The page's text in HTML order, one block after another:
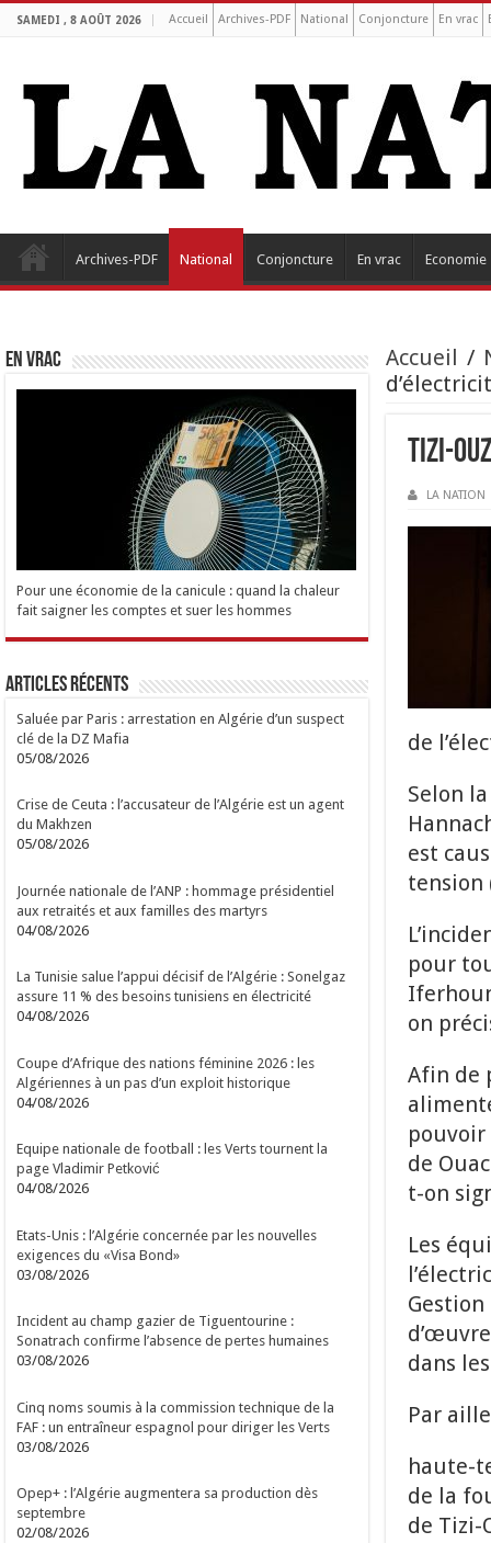
SAMEDI , 8 AOÛT 2026 Accueil Archives-PDF National Conjoncture En vrac
Archives-PDF National Conjoncture En vrac Economie
Accueil /
Tizi-
LA NATION
de
Selon
est
tension
pour
on
Afin de
de
t-on
Les
dans
Par
haute-
de la
de Tizi-
EN VRAC
Pour une économie de la canicule : quand la chaleur
fait saigner les comptes et suer les hommes
Articles Récents
Saluée par Paris : arrestation en Algérie d’un suspect
clé de la DZ Mafia
05/08/2026
Crise de Ceuta : l’accusateur de l’Algérie est un agent
du Makhzen
05/08/2026
Journée nationale de l’ANP : hommage présidentiel
aux retraités et aux familles des martyrs
04/08/2026
La Tunisie salue l’appui décisif de l’Algérie : Sonelgaz
assure 11 % des besoins tunisiens en électricité
04/08/2026
Coupe d’Afrique des nations féminine 2026 : les
Algériennes à un pas d’un exploit historique
04/08/2026
Equipe nationale de football : les Verts tournent la
page Vladimir Petković
04/08/2026
Etats-Unis : l’Algérie concernée par les nouvelles
exigences du «Visa Bond»
03/08/2026
Incident au champ gazier de Tiguentourine :
Sonatrach confirme l’absence de pertes humaines
03/08/2026
Cinq noms soumis à la commission technique de la
FAF : un entraîneur espagnol pour diriger les Verts
03/08/2026
Opep+ : l’Algérie augmentera sa production dès
septembre
02/08/2026